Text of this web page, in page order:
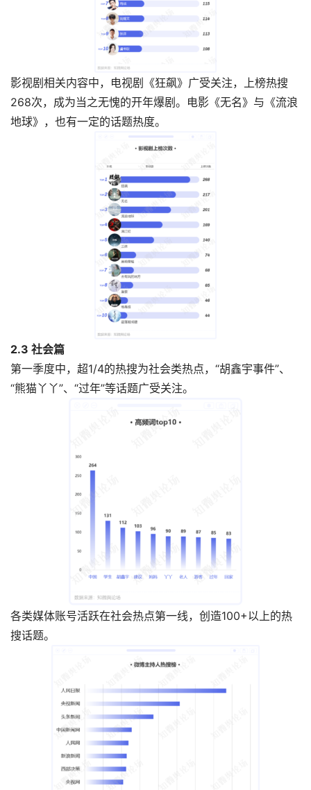
影视剧相关内容中，电视剧《狂飙》广受关注，上榜热搜
268次，成为当之无愧的开年爆剧。电影《无名》与《流浪
地球》，也有一定的话题热度。
2.3 社会篇
第一季度中，超1/4的热搜为社会类热点，“胡鑫宇事件”、
“熊猫丫丫”、“过年”等话题广受关注。
各类媒体账号活跃在社会热点第一线，创造100+以上的热
搜话题。